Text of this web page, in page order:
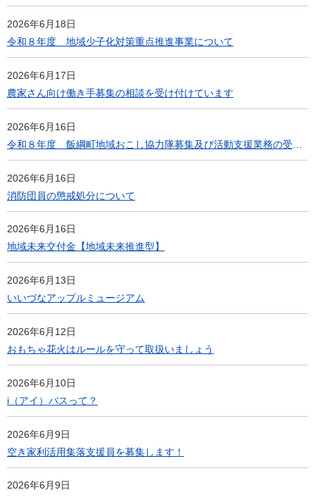
2026年6月18日
令和８年度 地域少子化対策重点推進事業について
2026年6月17日
農家さん向け働き手募集の相談を受け付けています
2026年6月16日
2026年6月16日
消防団員の懲戒処分について
2026年6月16日
地域未来交付金【地域未来推進型】
2026年6月13日
いいづなアップルミュージアム
2026年6月12日
おもちゃ花火はルールを守って取扱いましょう
2026年6月10日
i（アイ）バスって？
2026年6月9日
空き家利活用集落支援員を募集します！
2026年6月9日